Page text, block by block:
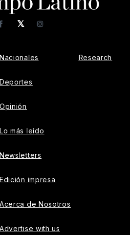
𝕏
FacebookInstagram
Nacionales
Deportes
Opinión
Lo más leído
Newsletters
Edición impresa
Acerca de Nosotros
Advertise with us
Research